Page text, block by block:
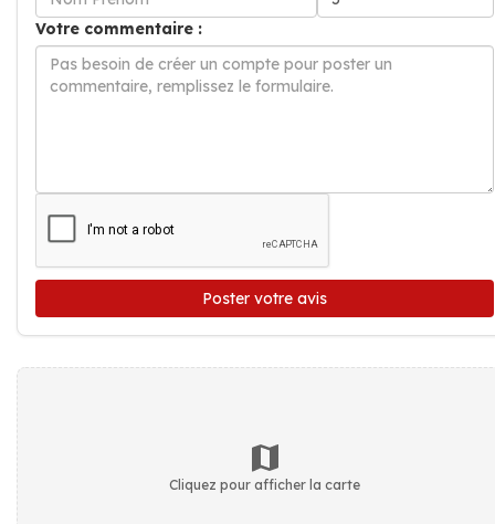
Votre commentaire :
Poster votre avis
Cliquez pour afficher la carte